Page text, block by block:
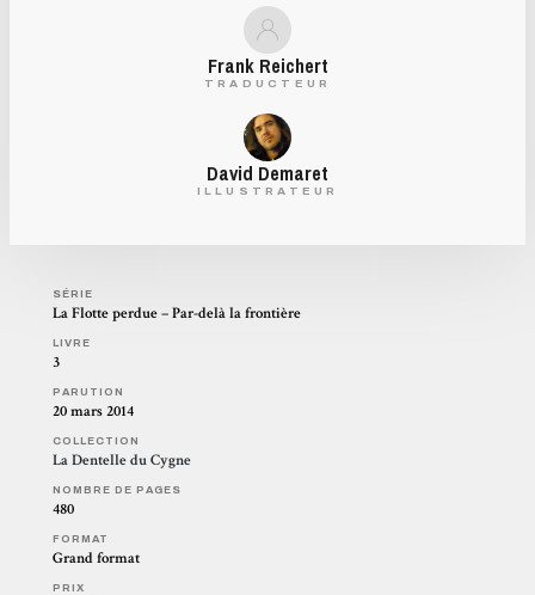
Frank Reichert
TRADUCTEUR
David Demaret
ILLUSTRATEUR
SÉRIE
La Flotte perdue – Par-delà la frontière
LIVRE
3
PARUTION
20 mars 2014
COLLECTION
La Dentelle du Cygne
NOMBRE DE PAGES
480
FORMAT
Grand format
PRIX